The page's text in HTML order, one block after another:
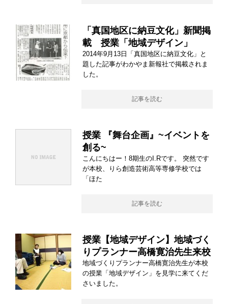
「真国地区に納豆文化」新聞掲
載 授業「地域デザイン」
2014年9月13日「真国地区に納豆文化」と
題した記事がわかやま新報社で掲載されま
した。
記事を読む
授業 『舞台企画』~イベントを
創る~
こんにちはー！8期生のI.Rです。 突然です
が本校、りら創造芸術高等専修学校では
「ほた
記事を読む
授業【地域デザイン】地域づく
りプランナー高橋寛治先生来校
地域づくりプランナー高橋寛治先生が本校
の授業「地域デザイン」を見学に来てくだ
さいました。